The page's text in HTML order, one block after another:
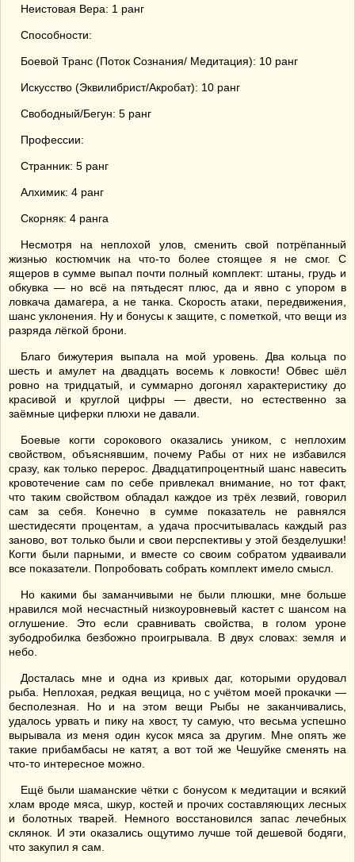
Неистовая Вера: 1 ранг
Способности:
Боевой Транс (Поток Сознания/ Медитация): 10 ранг
Искусство (Эквилибрист/Акробат): 10 ранг
Свободный/Бегун: 5 ранг
Профессии:
Странник: 5 ранг
Алхимик: 4 ранг
Скорняк: 4 ранга
Несмотря на неплохой улов, сменить свой потрёпанный
жизнью костюмчик на что-то более стоящее я не смог. С
ящеров в сумме выпал почти полный комплект: штаны, грудь и
обкувка — но всё на пятьдесят плюс, да и явно с упором в
ловкача дамагера, а не танка. Скорость атаки, передвижения,
шанс уклонения. Ну и бонусы к защите, с пометкой, что вещи из
разряда лёгкой брони.
Благо бижутерия выпала на мой уровень. Два кольца по
шесть и амулет на двадцать восемь к ловкости! Обвес шёл
ровно на тридцатый, и суммарно догонял характеристику до
красивой и круглой цифры — двести, но естественно за
заёмные циферки плюхи не давали.
Боевые когти сорокового оказались уником, с неплохим
свойством, объяснявшим, почему Рабы от них не избавился
сразу, как только перерос. Двадцатипроцентный шанс навесить
кровотечение сам по себе привлекал внимание, но тот факт,
что таким свойством обладал каждое из трёх лезвий, говорил
сам за себя. Конечно в сумме показатель не равнялся
шестидесяти процентам, а удача просчитывалась каждый раз
заново, вот только были и свои перспективы у этой безделушки!
Когти были парными, и вместе со своим собратом удваивали
все показатели. Попробовать собрать комплект имело смысл.
Но какими бы заманчивыми не были плюшки, мне больше
нравился мой несчастный низкоуровневый кастет с шансом на
оглушение. Это если сравнивать свойства, в голом уроне
зубодробилка безбожно проигрывала. В двух словах: земля и
небо.
Досталась мне и одна из кривых даг, которыми орудовал
рыба. Неплохая, редкая вещица, но с учётом моей прокачки —
бесполезная. Но и на этом вещи Рыбы не заканчивались,
удалось урвать и пику на хвост, ту самую, что весьма успешно
вырывала из меня один кусок мяса за другим. Мне опять же
такие прибамбасы не катят, а вот той же Чешуйке сменять на
что-то интересное можно.
Ещё были шаманские чётки с бонусом к медитации и всякий
хлам вроде мяса, шкур, костей и прочих составляющих лесных
и болотных тварей. Немного восстановился запас лечебных
склянок. И эти оказались ощутимо лучше той дешевой бодяги,
что закупил я сам.